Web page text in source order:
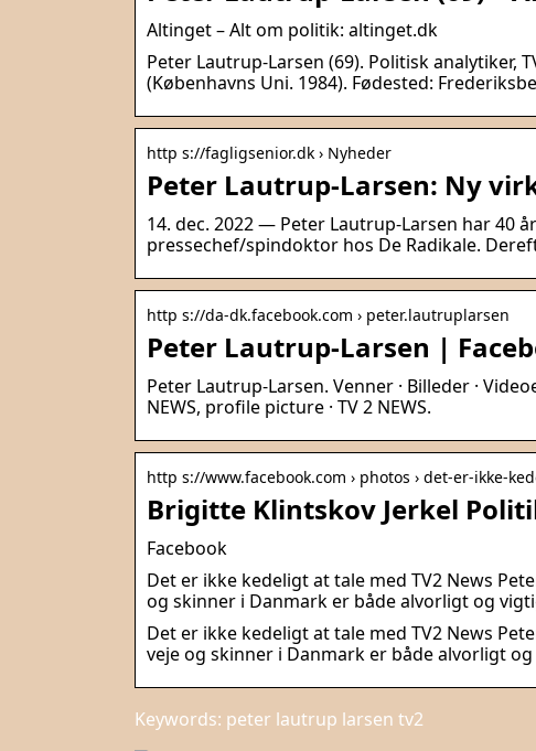
Altinget – Alt om politik: altinget.dk
Peter Lautrup-Larsen (69). Politisk analytiker,
(Københavns Uni. 1984). Fødested:
http s://fagligsenior.dk › Nyheder
Peter Lautrup-Larsen: Ny
14. dec. 2022 — Peter Lautrup-Larsen har 40
pressechef/spindoktor hos De Radikale.
http s://da-dk.facebook.com › peter.lautruplarsen
Peter Lautrup-Larsen |
Peter Lautrup-Larsen. Venner · Billeder ·
NEWS, profile picture · TV 2 NEWS.
http s://www.facebook.com › photos › det-er-ikke-
Brigitte Klintskov Jerkel
Facebook
Det er ikke kedeligt at tale med TV2 News
og skinner i Danmark er både alvorligt og
Det er ikke kedeligt at tale med TV2 News
veje og skinner i Danmark er både alvorligt
Keywords: peter lautrup larsen tv2